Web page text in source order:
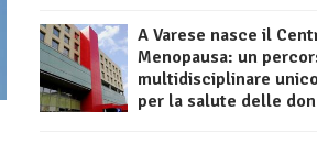
A Varese nasce il
Menopausa: un
multidisciplinare
per la salute delle